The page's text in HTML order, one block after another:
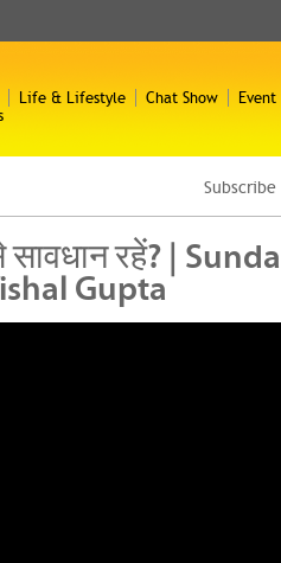
Life & Lifestyle Chat Show
Event
सावधान रहें? |
Gupta